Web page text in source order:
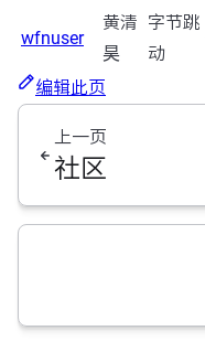
wfnuser
黄清
昊
字节跳
动
编辑此页
上一页
社区